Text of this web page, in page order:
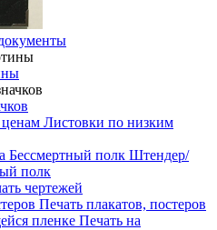
Листовки по низким
Штендер/
полк
чертежей
Печать плакатов, постеров
Печать на